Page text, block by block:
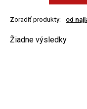
Zoradiť produkty: od
Žiadne výsledky